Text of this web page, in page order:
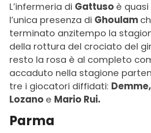
L’infermeria di Gattuso è
l’unica presenza di Ghoulam
terminato anzitempo la
della rottura del crociato del
resto la rosa è al completo
accaduto nella stagione
tre i giocatori diffidati: Demme,
Lozano e Mario Rui.
Parma